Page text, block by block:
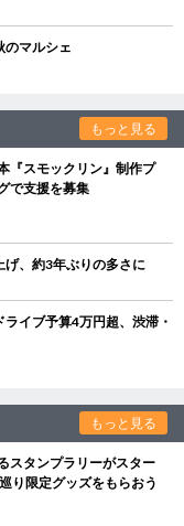
のマルシェ
もっと見る
『スモックリン』制作プ
で支援を募集
、約3年ぶりの多さに
イブ予算4万円超、渋滞・
もっと見る
スタンプラリーがスター
り限定グッズをもらおう